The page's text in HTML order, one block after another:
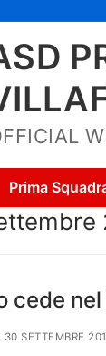
Prima
cede
30 SETTEMBRE